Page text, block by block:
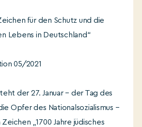
für den Schutz und die
Lebens in Deutschland“
05/2021
der 27. Januar – der Tag des
Opfer des Nationalsozialismus –
„1700 Jahre jüdisches